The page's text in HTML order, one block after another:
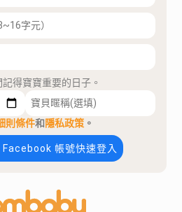
得寶寶重要的日子。
則條件和隱私政策 。
Facebook 帳號快速登入